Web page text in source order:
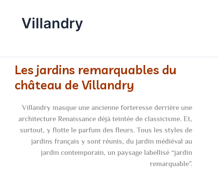
Villandry
Les jardins remarquables du
château de Villandry
Villandry masque une ancienne forteresse derrière une
architecture Renaissance déjà teintée de classicisme. Et,
surtout, y flotte le parfum des fleurs. Tous les styles de
jardins français y sont réunis, du jardin médiéval au
jardin contemporain, un paysage labellisé “jardin
remarquable”.